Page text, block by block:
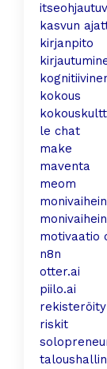
kasvun
kirjanpito
kokous
le chat
make
maventa
meom
motivaatio
n8n
otter.ai
piilo.ai
riskit